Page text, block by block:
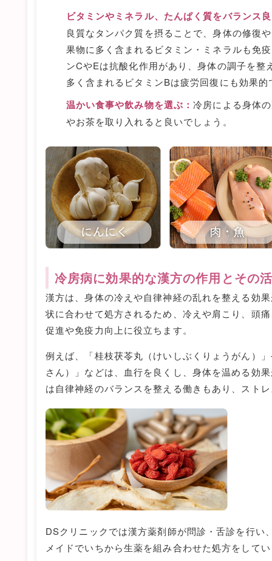
ビタミンやミネラル、たんぱく質をバランス
良質なタンパク質を摂ることで、身体の修復
果物に多く含まれるビタミン・ミネラルも免
ンCやEは抗酸化作用があり、身体の調子を
多く含まれるビタミンBは疲労回復にも効果的
温かい食事や飲み物を選ぶ：冷房による身体
やお茶を取り入れると良いでしょう。
冷房病に効果的な漢方の作用とその
漢方は、身体の冷えや自律神経の乱れを整える効
状に合わせて処方されるため、冷えや肩こり、頭
促進や免疫力向上に役立ちます。
例えば、「桂枝茯苓丸（けいしぶくりょうがん）
さん）」などは、血行を良くし、身体を温める効
は自律神経のバランスを整える働きもあり、スト
DSクリニックでは漢方薬剤師が問診・舌診を行い
メイドでいちから生薬を組み合わせた処方をして